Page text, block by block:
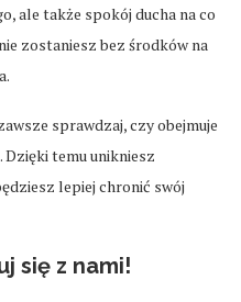
ale także spokój ducha na co
zostaniesz bez środków na
sprawdzaj, czy obejmuje
Dzięki temu unikniesz
lepiej chronić swój
się z nami!